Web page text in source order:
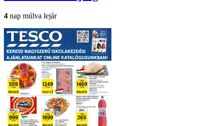
4 nap múlva lejár